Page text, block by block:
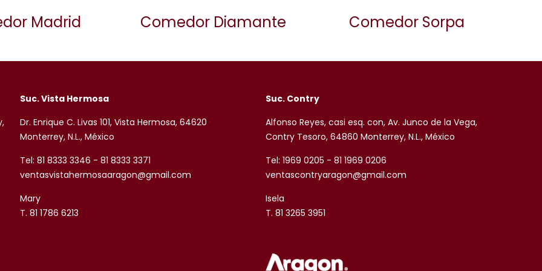
Madrid Comedor Diamante Comedor Sorpa
Suc. Vista Hermosa
Dr. Enrique C. Livas 101, Vista Hermosa, 64620
Monterrey, N.L., México
Tel: 81 8333 3346 - 81 8333 3371
ventasvistahermosaaragon@gmail.com
Mary
T. 81 1786 6213
Suc. Contry
Alfonso Reyes, casi esq. con, Av. Junco de la Vega,
Contry Tesoro, 64860 Monterrey, N.L., México
Tel: 1969 0205 - 81 1969 0206
ventascontryaragon@gmail.com
Isela
T. 81 3265 3951